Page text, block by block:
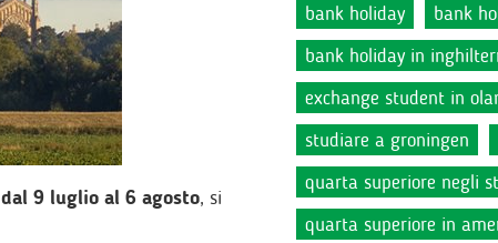
dal 9 luglio al 6 agosto, si
bank holiday
bank
bank holiday in
exchange student in
studiare a groningen
quarta superiore negli
quarta superiore in